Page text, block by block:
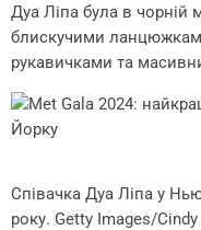
Дуа Ліпа була в чорній
блискучими
рукавичками та
Співачка Дуа Ліпа у
року. Getty Images/